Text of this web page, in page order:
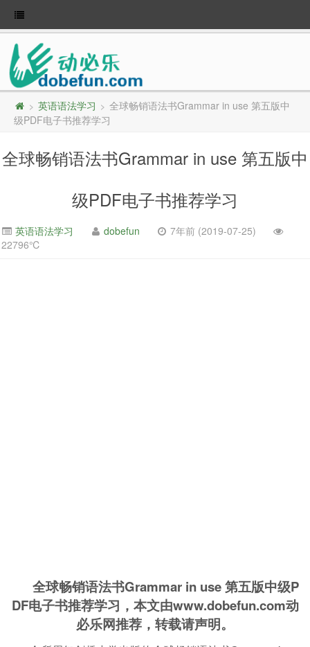
> 英语语法学习 > 全球畅销语法书Grammar in use 第五版中
级PDF电子书推荐学习
全球畅销语法书Grammar in use 第五版中
级PDF电子书推荐学习
英语语法学习 dobefun
7年前 (2019-07-25)
22796℃
全球畅销语法书Grammar in use 第五版中级P
DF电子书推荐学习，本文由www.dobefun.com动
必乐网推荐，转载请声明。